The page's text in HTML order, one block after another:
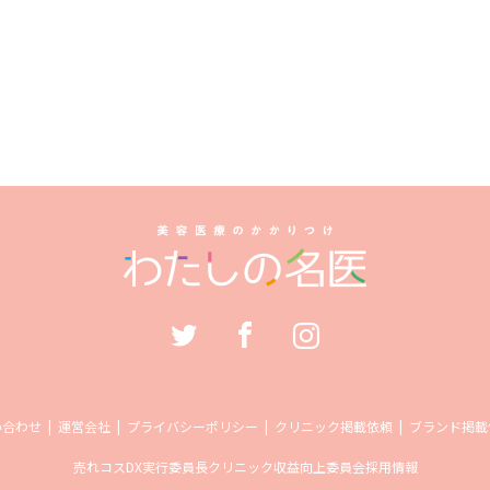
わせ 運営会社 プライバシーポリシー クリニック掲載依頼 ブランド掲
売れコスDX実行委員長クリニック収益向上委員会採用情報